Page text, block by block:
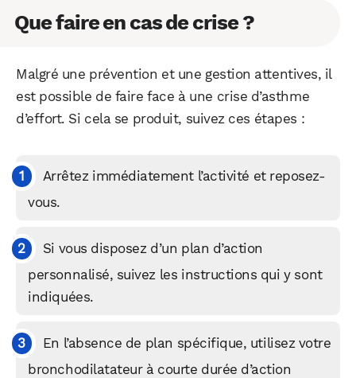
Que faire en cas de crise ?
Malgré une prévention et une gestion attentives, il
est possible de faire face à une crise d’asthme
d’effort. Si cela se produit, suivez ces étapes :
Arrêtez immédiatement l’activité et reposez-
vous.
Si vous disposez d’un plan d’action
personnalisé, suivez les instructions qui y sont
indiquées.
En l’absence de plan spécifique, utilisez votre
bronchodilatateur à courte durée d’action